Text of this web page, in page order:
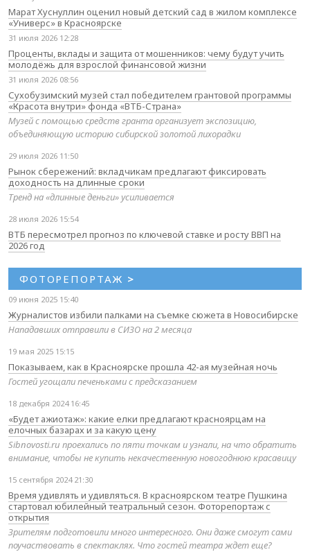
Марат Хуснуллин оценил новый детский сад в жилом комплексе
«Универс» в Красноярске
31 июля 2026 12:28
Проценты, вклады и защита от мошенников: чему будут учить
молодёжь для взрослой финансовой жизни
31 июля 2026 08:56
Сухобузимский музей стал победителем грантовой программы
«Красота внутри» фонда «ВТБ-Страна»
Музей с помощью средств гранта организует экспозицию,
объединяющую историю сибирской золотой лихорадки
29 июля 2026 11:50
Рынок сбережений: вкладчикам предлагают фиксировать
доходность на длинные сроки
Тренд на «длинные деньги» усиливается
28 июля 2026 15:54
ВТБ пересмотрел прогноз по ключевой ставке и росту ВВП на
2026 год
ФОТОРЕПОРТАЖ >
09 июня 2025 15:40
Журналистов избили палками на съемке сюжета в Новосибирске
Нападавших отправили в СИЗО на 2 месяца
19 мая 2025 15:15
Показываем, как в Красноярске прошла 42-ая музейная ночь
Гостей угощали печеньками с предсказанием
18 декабря 2024 16:45
«Будет ажиотаж»: какие елки предлагают красноярцам на
елочных базарах и за какую цену
Sibnovosti.ru проехались по пяти точкам и узнали, на что обратить
внимание, чтобы не купить некачественную новогоднюю красавицу
15 сентября 2024 21:30
Время удивлять и удивляться. В красноярском театре Пушкина
стартовал юбилейный театральный сезон. Фоторепортаж с
открытия
Зрителям подготовили много интересного. Они даже смогут сами
поучаствовать в спектаклях. Что гостей театра ждет еще?